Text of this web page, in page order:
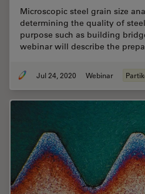
Microscopic steel grain size
determining the quality of
purpose such as building
webinar will describe the
Jul 24, 2020 Webinar